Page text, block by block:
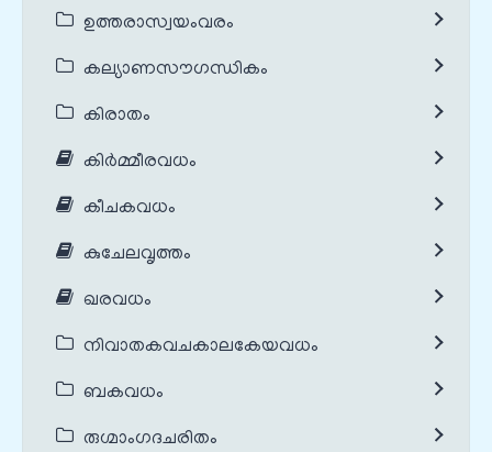
ഉത്തരാസ്വയംവരം
കല്യാണസൗഗന്ധികം
കിരാതം
കിർമ്മീരവധം
കീചകവധം
കുചേലവൃത്തം
ഖരവധം
നിവാതകവചകാലകേയവധം
ബകവധം
രുഗ്മാംഗദചരിതം